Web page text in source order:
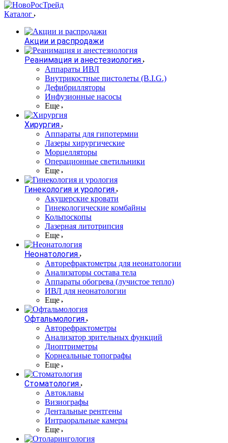
Каталог
Акции и распродажи
Реанимация и анестезиология
Аппараты ИВЛ
Внутрикостные пистолеты (B.I.G.)
Дефибрилляторы
Инфузионные насосы
Еще
Хирургия
Аппараты для гипотермии
Лазеры хирургические
Морцелляторы
Операционные светильники
Еще
Гинекология и урология
Акушерские кровати
Гинекологические комбайны
Кольпоскопы
Лазерная литотрипсия
Еще
Неонатология
Авторефрактометры для неонатологии
Анализаторы состава тела
Аппараты обогрева (лучистое тепло)
ИВЛ для неонатологии
Еще
Офтальмология
Авторефрактометры
Анализатор зрительных функций
Диоптриметры
Корнеальные топографы
Еще
Стоматология
Автоклавы
Визиографы
Дентальные рентгены
Интраоральные камеры
Еще